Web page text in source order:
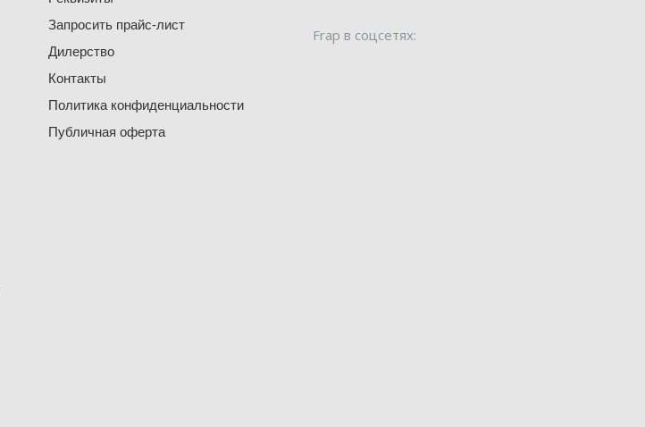
Запросить прайс-лист
Дилерство
Контакты
Политика конфиденциальности
Публичная оферта
Frap в соцсетях: